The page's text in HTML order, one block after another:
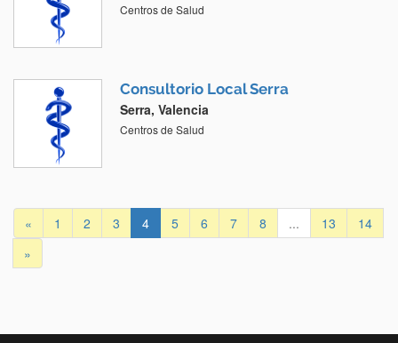
Centros de Salud
Consultorio Local Serra
Serra, Valencia
Centros de Salud
« 1 2 3 4 5 6 7 8 ... 13
14
»